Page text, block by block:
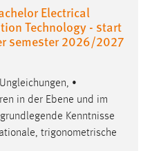
Electrical
Technology - start
semester 2026/2027
•
in der Ebene und im
Kenntnisse
trigonometrische